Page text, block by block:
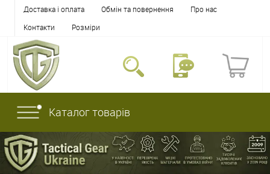
Доставка і оплата Обмін та повернення
Про нас
Контакти
Розміри
Каталог товарів